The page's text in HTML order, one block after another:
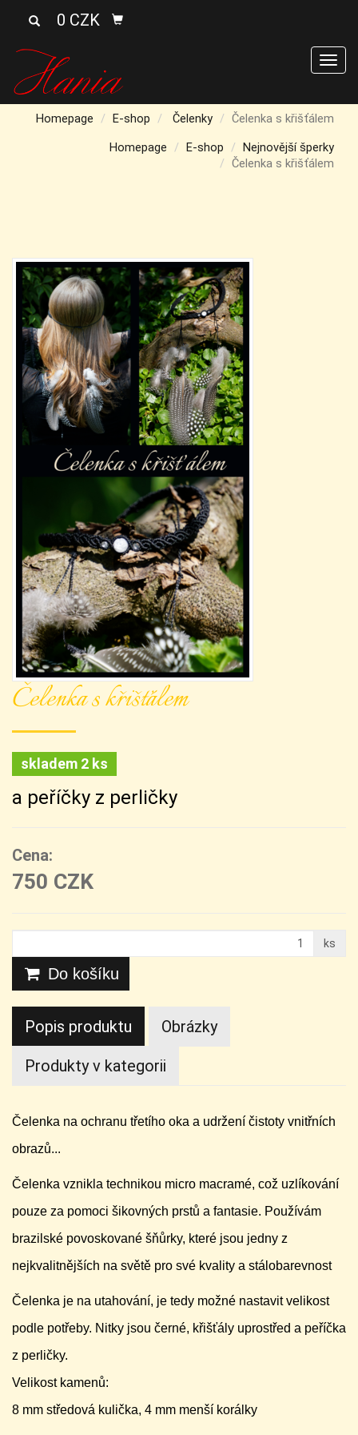
0 CZK
Homepage E-shop Čelenky
Čelenka s křišťálem
Homepage
E-shop
Nejnovější šperky
Čelenka s křišťálem
Čelenka s křišťálem
skladem 2 ks
a peříčky z perličky
Cena:
750 CZK
ks
Do košíku
Popis produktu Obrázky
Produkty v kategorii
Čelenka na ochranu třetího oka a udržení čistoty vnitřních
obrazů...
Čelenka vznikla technikou micro macramé, což uzlíkování
pouze za pomoci šikovných prstů a fantasie. Používám
brazilské povoskované šňůrky, které jsou jedny z
nejkvalitnějších na světě pro své kvality a stálobarevnost
Čelenka je na utahování, je tedy možné nastavit velikost
podle potřeby. Nitky jsou černé, křišťály uprostřed a peříčka
z perličky.
Velikost kamenů:
8 mm středová kulička, 4 mm menší korálky